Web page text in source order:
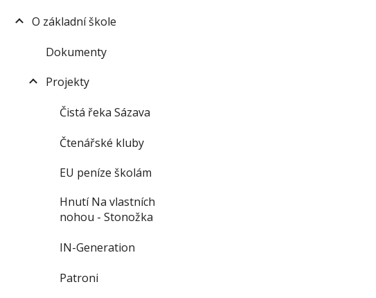
O základní škole
Dokumenty
Projekty
Čistá řeka Sázava
Čtenářské kluby
EU peníze školám
Hnutí Na vlastních
nohou - Stonožka
IN-Generation
Patroni